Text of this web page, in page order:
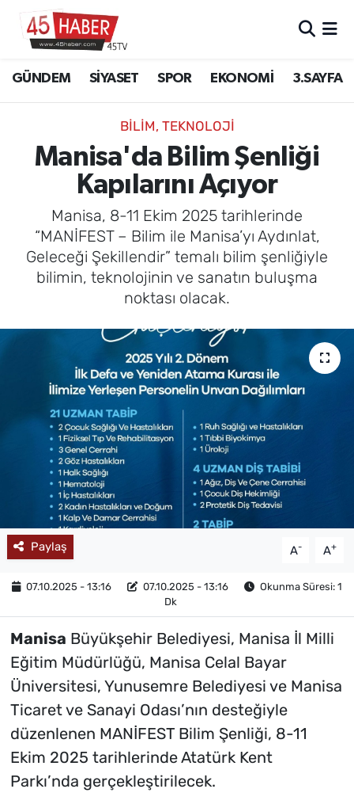
GÜNDEM SİYASET SPOR EKONOMİ 3.SAYFA
BILIM, TEKNOLOJI
Manisa'da Bilim Şenliği
Kapılarını Açıyor
Manisa, 8-11 Ekim 2025 tarihlerinde
“MANİFEST – Bilim ile Manisa’yı Aydınlat,
Geleceği Şekillendir” temalı bilim şenliğiyle
bilimin, teknolojinin ve sanatın buluşma
noktası olacak.
Paylaş A- A+
07.10.2025 - 13:16 07.10.2025 - 13:16
Okunma Süresi: 1
Dk
Manisa Büyükşehir Belediyesi, Manisa İl Milli
Eğitim Müdürlüğü, Manisa Celal Bayar
Üniversitesi, Yunusemre Belediyesi ve Manisa
Ticaret ve Sanayi Odası’nın desteğiyle
düzenlenen MANİFEST Bilim Şenliği, 8-11
Ekim 2025 tarihlerinde Atatürk Kent
Parkı’nda gerçekleştirilecek.
SİYASET
EKONOMİ
3.SAYFA
EĞİTİM
MAGAZİN
Manisa Hava Durumu
Manisa Namaz Vakitleri
Manisa Trafik Yoğunluk Haritası
Süper Lig Puan Durumu ve Fikstür
Tüm Manşetler
Son Dakika Haberleri
Haber Arşivi